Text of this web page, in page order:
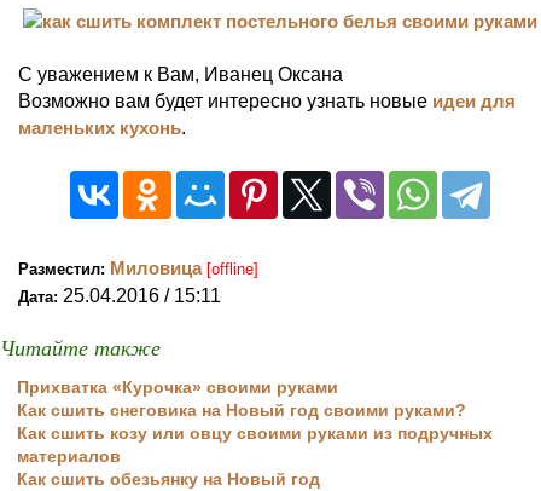
С уважением к Вам, Иванец Оксана
Возможно вам будет интересно узнать новые идеи для
маленьких кухонь.
Разместил: Миловица [offline]
Дата: 25.04.2016 / 15:11
Читайте также
Прихватка «Курочка» своими руками
Как сшить снеговика на Новый год своими руками?
Как сшить козу или овцу своими руками из подручных
материалов
Как сшить обезьянку на Новый год